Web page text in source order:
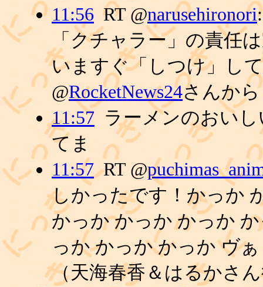
11:56 RT @narusehironori
「クチャラー」の責任
いますぐ「しつけ」し
@RocketNews24さんから
11:57 ラーメンのおい
てま
11:57 RT @
しかったです！かっか
かっか かっか かっか
っか かっか かっか ヴ
（天海春香＆はるかさ